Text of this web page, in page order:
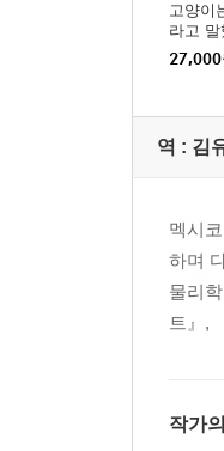
고양이
라고
서)
27,000
역 : 김
멕시
하며
물리
트』,
작가